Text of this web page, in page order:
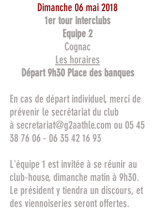
Dimanche 06 mai 2018
1er tour interclubs
Equipe 2
Cognac
Les horaires
Départ 9h30 Place des banques
En cas de départ individuel, merci de
prévenir le secrétariat du club
à secretariat@g2aathle.com ou 05 45
38 76 06 - 06 35 42 16 93
L'équipe 1 est invitée à se réunir au
club-house, dimanche matin à 9h30.
Le président y tiendra un discours, et
des viennoiseries seront offertes.